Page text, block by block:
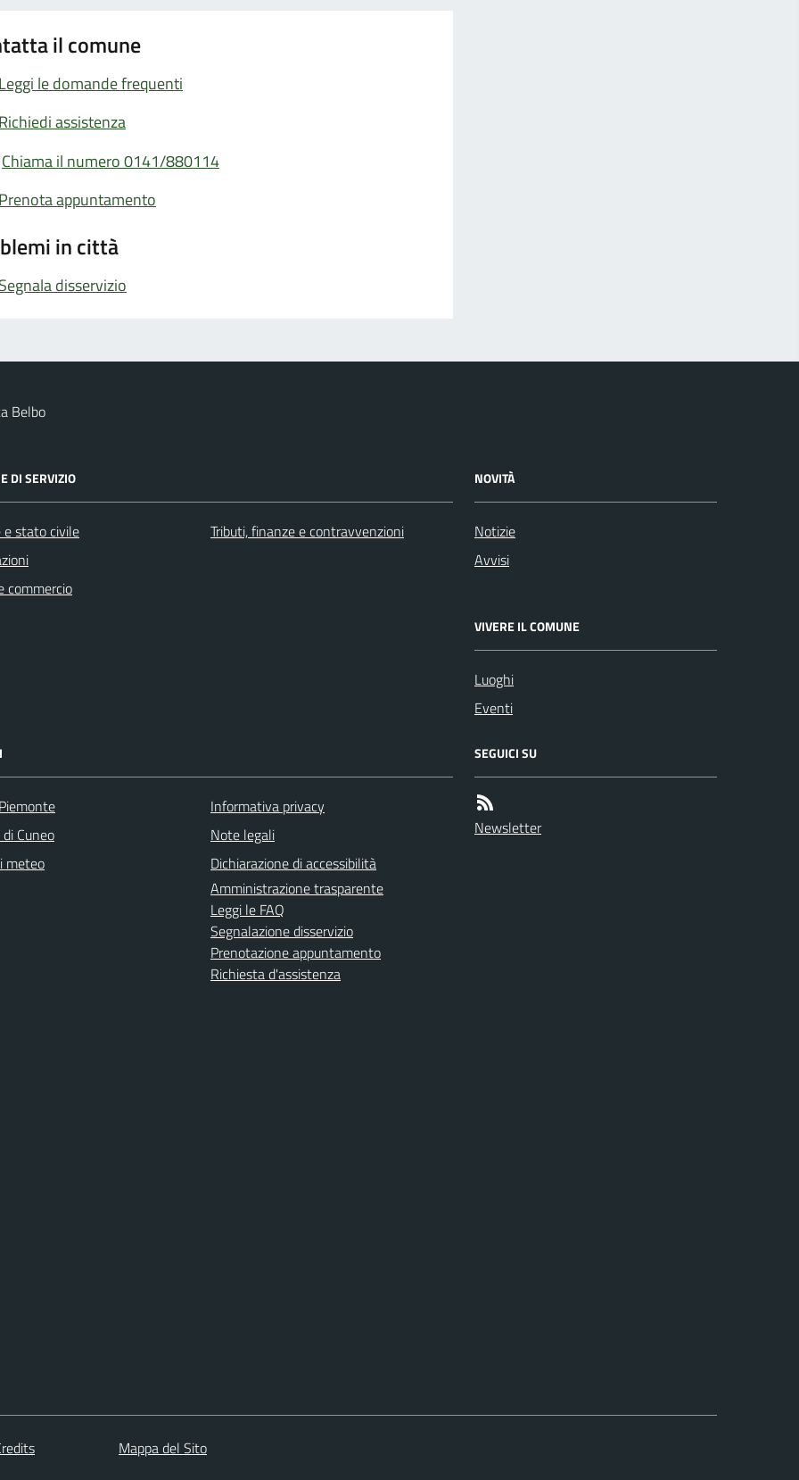
il comune
Leggi le domande frequenti
Richiedi assistenza
Chiama il numero 0141/880114
Prenota appuntamento
in città
Segnala disservizio
Belbo
DI SERVIZIO
e stato civile
commercio
Tributi, finanze e contravvenzioni
NOVITÀ
Notizie
Avvisi
VIVERE IL COMUNE
Luoghi
Eventi
Cuneo
meteo
Informativa privacy
Note legali
Dichiarazione di accessibilità
Amministrazione trasparente
Leggi le FAQ
Segnalazione disservizio
Prenotazione appuntamento
Richiesta d'assistenza
SEGUICI SU
Newsletter
Mappa del Sito